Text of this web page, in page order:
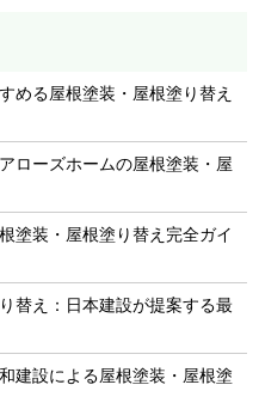
める屋根塗装・屋根塗り替え
ローズホームの屋根塗装・屋
塗装・屋根塗り替え完全ガイ
替え：日本建設が提案する最
建設による屋根塗装・屋根塗